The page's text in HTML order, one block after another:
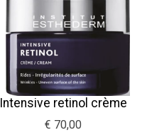
Intensive retinol crème
€ 70,00